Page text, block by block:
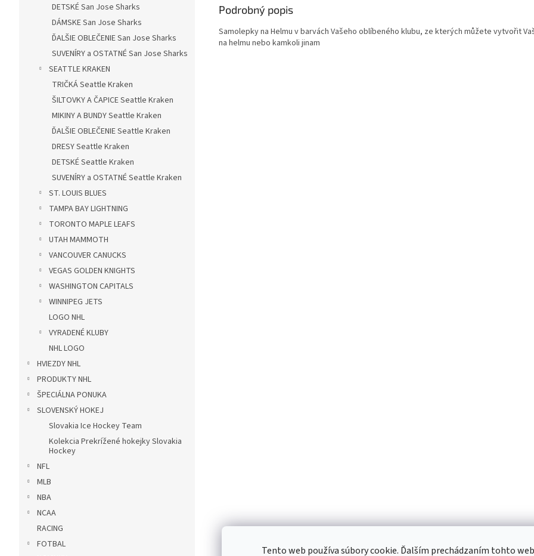
Tento web používa súbory cookie. Ďalším prechádzaním tohto
DETSKÉ San Jose Sharks
DÁMSKE San Jose Sharks
ĎALŠIE OBLEČENIE San Jose Sharks
SUVENÍRY a OSTATNÉ San Jose Sharks
SEATTLE KRAKEN
TRIČKÁ Seattle Kraken
ŠILTOVKY A ČAPICE Seattle Kraken
MIKINY A BUNDY Seattle Kraken
ĎALŠIE OBLEČENIE Seattle Kraken
DRESY Seattle Kraken
DETSKÉ Seattle Kraken
SUVENÍRY a OSTATNÉ Seattle Kraken
ST. LOUIS BLUES
TAMPA BAY LIGHTNING
TORONTO MAPLE LEAFS
UTAH MAMMOTH
VANCOUVER CANUCKS
VEGAS GOLDEN KNIGHTS
WASHINGTON CAPITALS
WINNIPEG JETS
LOGO NHL
VYRADENÉ KLUBY
NHL LOGO
HVIEZDY NHL
PRODUKTY NHL
ŠPECIÁLNA PONUKA
SLOVENSKÝ HOKEJ
Slovakia Ice Hockey Team
Kolekcia Prekrížené hokejky Slovakia
Hockey
NFL
MLB
NBA
NCAA
RACING
FOTBAL
Podrobný popis
Samolepky na Helmu v barvách Vašeho oblíbeného klubu, ze kterých můžete vytvořit
na helmu nebo kamkoli jinam